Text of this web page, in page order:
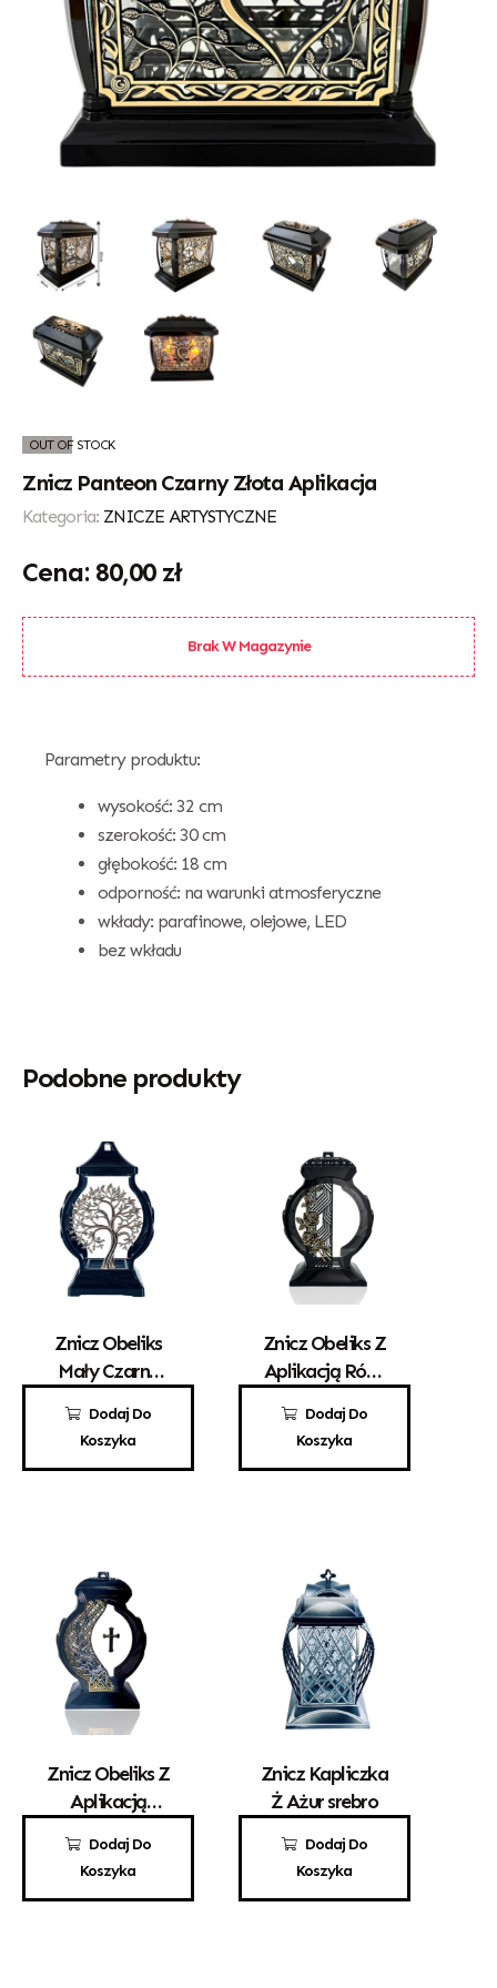
OUT OF STOCK
Znicz Panteon Czarny Złota Aplikacja
Kategoria: ZNICZE ARTYSTYCZNE
80,00 zł
Brak W Magazynie
Parametry produktu:
wysokość: 32 cm
szerokość: 30 cm
głębokość: 18 cm
odporność: na warunki atmosferyczne
wkłady: parafinowe, olejowe, LED
bez wkładu
Podobne produkty
Dodaj Do
Koszyka
Znicz Obeliks
Mały Czarny
72,00 zł
Dodaj Do
Koszyka
Znicz Obeliks Z
Aplikacją Róży
110,00zł
Dodaj Do
Koszyka
Znicz Obeliks Z
Aplikacją
100,00zł
Dodaj Do
Koszyka
Znicz Kapliczka
Ż Ażur srebro
50,00 zł